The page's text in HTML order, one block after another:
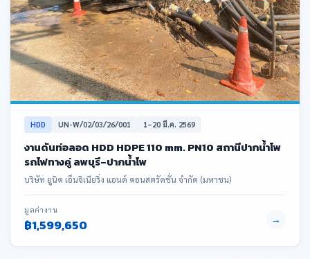
HDD UN-W/02/03/26/001 1–20 มี.ค. 2569
งานดันท่อลอด HDD HDPE 110 mm. PN10 สถานีปากน้ำโพ
รถไฟทางคู่ ลพบุรี–ปากน้ำโพ
บริษัท ยูนิค เอ็นจิเนียริ่ง แอนด์ คอนสตรัคชั่น จำกัด (มหาชน)
มูลค่างาน
฿1,599,650 →